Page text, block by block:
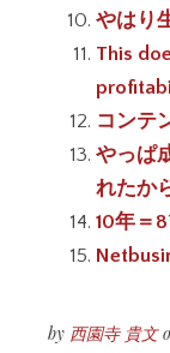
やはり
This
コンテ
やっぱ
れたか
10年＝
by 西園寺 貴文